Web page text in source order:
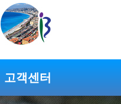
고객센터